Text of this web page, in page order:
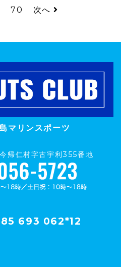
70 次へ
マリンスポーツ
仁村字古宇利355番地
693 062*12